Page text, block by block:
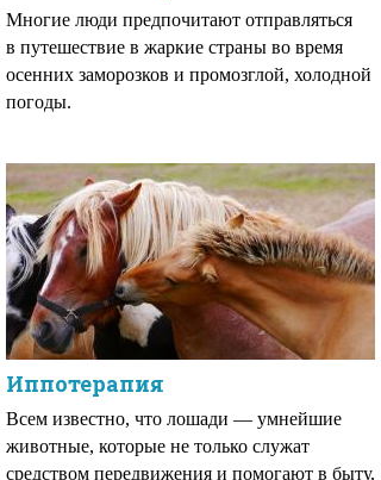
Многие люди предпочитают отправляться
в путешествие в жаркие страны во время
осенних заморозков и промозглой, холодной
погоды.
Иппотерапия
Всем известно, что лошади — умнейшие
животные, которые не только служат
средством передвижения и помогают в быту,